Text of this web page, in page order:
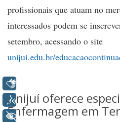
profissionais que atuam no
interessados podem se
setembro, acessando o site
unijui.edu.br/
Unijuí oferece
Enfermagem em
Voz
+ Acessibilidade